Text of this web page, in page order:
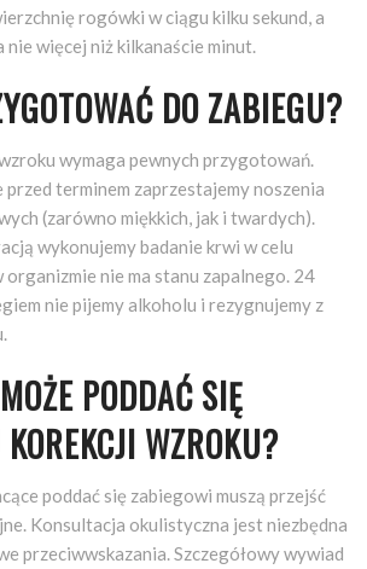
rogówki w ciągu kilku sekund, a
nie więcej niż kilkanaście minut.
DO ZABIEGU?
wymaga pewnych przygotowań.
terminem zaprzestajemy noszenia
(zarówno miękkich, jak i twardych).
wykonujemy badanie krwi w celu
organizmie nie ma stanu zapalnego. 24
nie pijemy alkoholu i rezygnujemy z
PODDAĆ SIĘ
KOREKCJI WZROKU?
poddać się zabiegowi muszą przejść
Konsultacja okulistyczna jest niezbędna
przeciwwskazania. Szczegółowy wywiad